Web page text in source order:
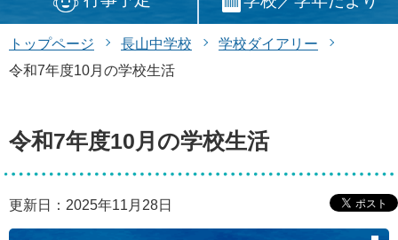
トップページ 長山中学校
学校ダイアリー
令和7年度10月の学校生活
令和7年度10月の学校生活
更新日：2025年11月28日